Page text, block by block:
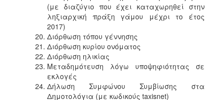
(με διαζύγιο που έχει καταχωρηθεί στην
ληξιαρχική πράξη γάμου μέχρι το έτος
2017)
Διόρθωση τόπου γέννησης
Διόρθωση κυρίου ονόματος
Διόρθωση ηλικίας
Μεταδημότευση λόγω υποψηφιότητας σε
εκλογές
Δήλωση Συμφώνου Συμβίωσης στα
Δημοτολόγια (με κωδικούς taxisnet)